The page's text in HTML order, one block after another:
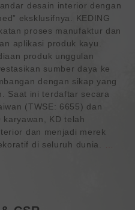
desain interior dengan
eksklusifnya. KEDING
proses manufaktur dan
aplikasi produk kayu.
produk unggulan
sumber daya ke
dengan sikap yang
Saat ini terdaftar secara
(TWSE: 6655) dan
KD telah
dan menjadi merek
di seluruh dunia.